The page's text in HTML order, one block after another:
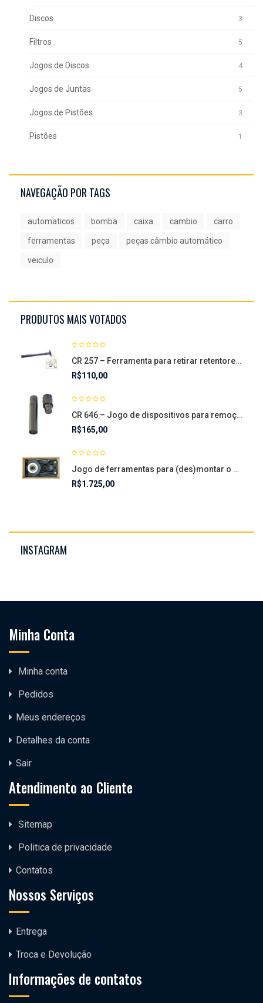
Discos 3
Filtros 5
Jogos de Discos 4
Jogos de Juntas 5
Jogos de Pistões 3
Pistões 1
NAVEGAÇÃO POR TAGS
automaticos bomba caixa cambio carro
ferramentas peça peças câmbio automático
veiculo
PRODUTOS MAIS VOTADOS
CR 257 – Ferramenta para retirar retentores a anéis
R$110,00
CR 646 – Jogo de dispositivos para remoção e colocação da bucha
R$165,00
Jogo de ferramentas para (des)montar o sistema de dupla – CR 368
R$1.725,00
INSTAGRAM
Minha Conta
Minha conta
Pedidos
Meus endereços
Detalhes da conta
Sair
Atendimento ao Cliente
Sitemap
Politica de privacidade
Contatos
Nossos Serviços
Entrega
Troca e Devolução
Informações de contatos